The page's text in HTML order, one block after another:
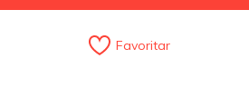
Favoritar